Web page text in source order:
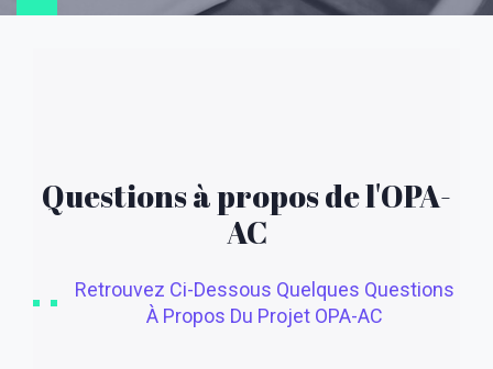
Questions à propos de l'OPA-
AC
Retrouvez Ci-Dessous Quelques Questions
À Propos Du Projet OPA-AC